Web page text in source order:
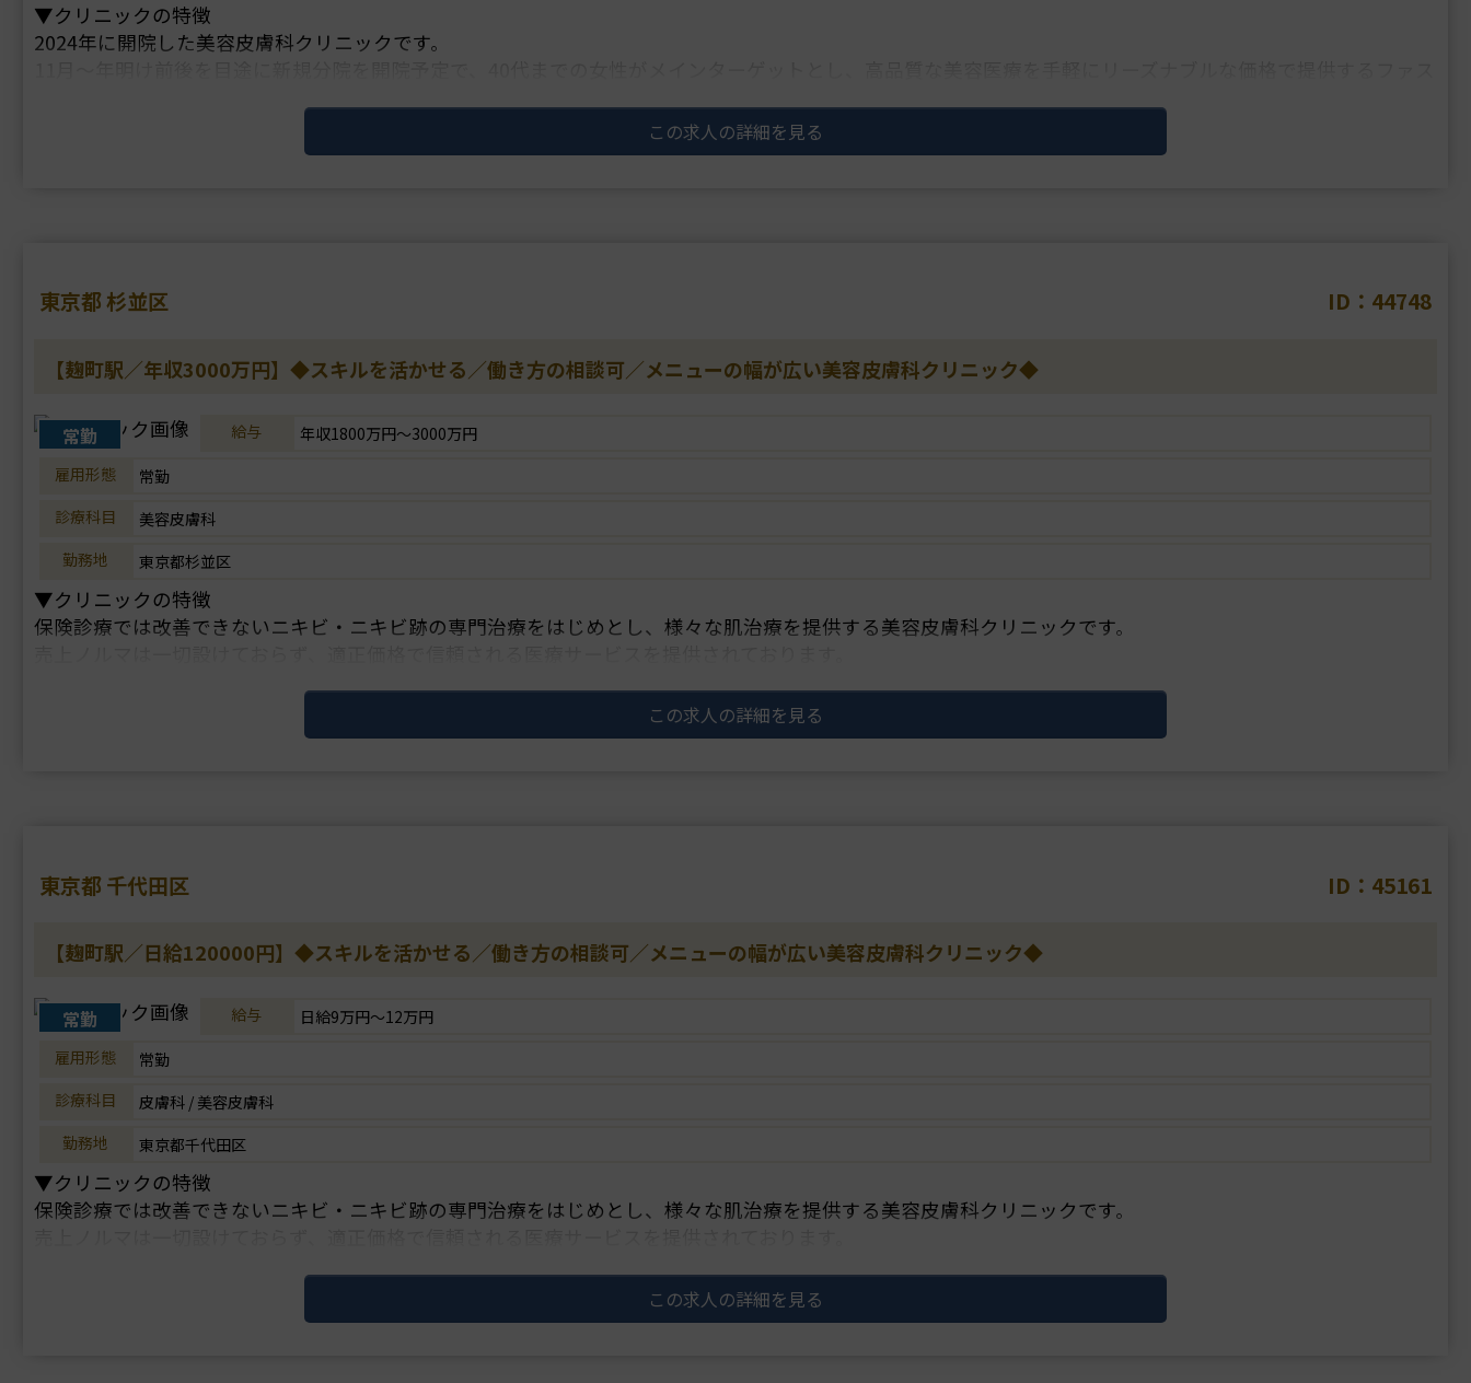
▼クリニックの特徴
2024年に開院した美容皮膚科クリニックです。
美容を挑戦してみたい方や手技習得をしたい未経験の医師も大歓迎です。この求人の詳細を見る
東京都 杉並区 ID：44748
【麹町駅／年収3000万円】◆スキルを活かせる／働き方の相談可／メニューの幅が広い美容皮膚科クリニック◆
常勤 給与
年収1800万円～3000万円
雇用形態
常勤
診療科目
美容皮膚科
勤務地
東京都杉並区
▼クリニックの特徴
保険診療では改善できないニキビ・ニキビ跡の専門治療をはじめとし、様々な肌治療を提供する美容皮膚科クリニックです。
この求人の詳細を見る
東京都 千代田区 ID：45161
【麹町駅／日給120000円】◆スキルを活かせる／働き方の相談可／メニューの幅が広い美容皮膚科クリニック◆
常勤 給与
日給9万円～12万円
雇用形態
常勤
診療科目
皮膚科 / 美容皮膚科
勤務地
東京都千代田区
▼クリニックの特徴
保険診療では改善できないニキビ・ニキビ跡の専門治療をはじめとし、様々な肌治療を提供する美容皮膚科クリニックです。
この求人の詳細を見る